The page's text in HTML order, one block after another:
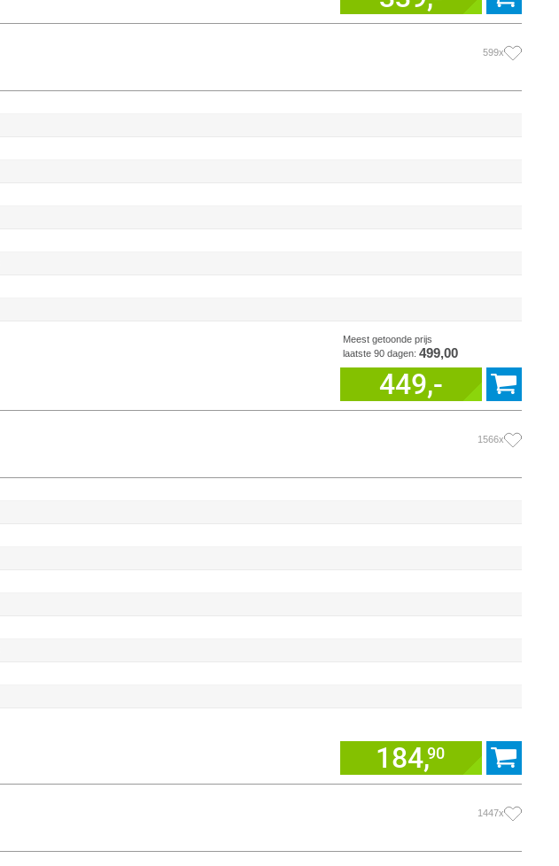
599x
Meest getoonde prijs
laatste 90 dagen: 499,00
449,-
1566x
184,90
1447x